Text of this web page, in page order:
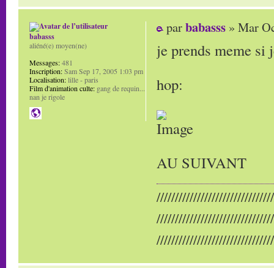
parbabasss » Mar
je prends meme si
hop:
AU SUIVANT
babasss
aliéné(e) moyen(ne)
Messages:481
Inscription:Sam Sep 17, 2005 1:03 pm
Localisation:lille - paris
Film d'animation culte: gang de requin...
nan je rigole